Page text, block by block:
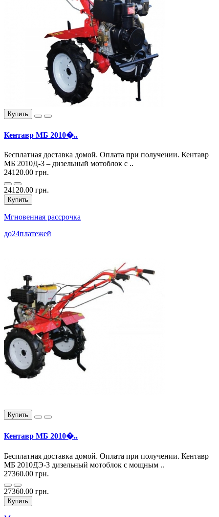
Купить
Кентавр МБ 2010�..
Бесплатная доставка домой. Оплата при получении. Кентавр
МБ 2010Д-3 – дизельный мотоблок с ..
24120.00 грн.
24120.00 грн.
Купить
Мгновенная рассрочка
до24платежей
Купить
Кентавр МБ 2010�..
Бесплатная доставка домой. Оплата при получении. Кентавр
МБ 2010ДЭ-3 дизельный мотоблок с мощным ..
27360.00 грн.
27360.00 грн.
Купить